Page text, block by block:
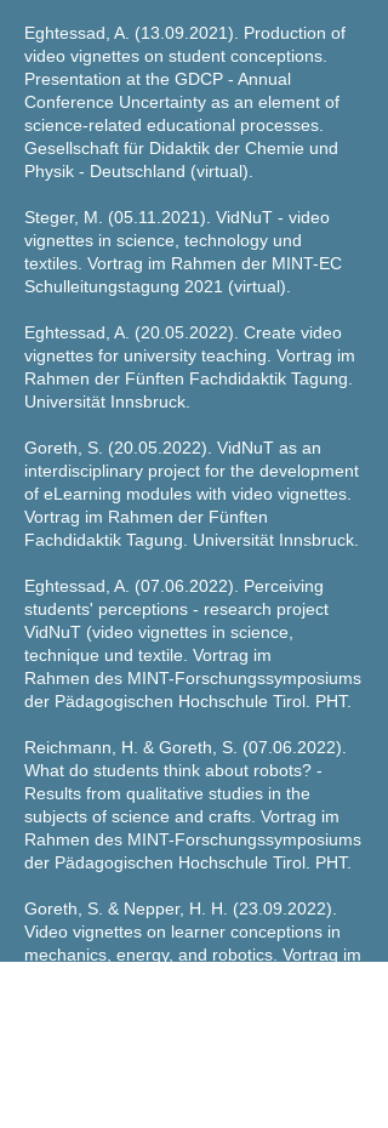
Eghtessad, A. (13.09.2021) . Production of
video vignettes on student conceptions.
Presentation at the GDCP - Annual
Conference Uncertainty as an element of
science-related educational processes.
Gesellschaft für Didaktik der Chemie und
Physik - Deutschland (virtual).
Steger, M. (05.11.2021) . VidNuT - video
vignettes in science, technology und
textiles. Vortrag im Rahmen der MINT-EC
Schulleitungstagung 2021 (virtual).
Eghtessad, A. (20.05. 2022). Create video
vignettes for university teaching. Vortrag im
Rahmen der Fünften Fachdidaktik Tagung.
Universität Innsbruck.
Goreth, S. (20.05.2022) . VidNuT as an
interdisciplinary project for the development
of eLearning modules with video vignettes.
Vortrag im Rahmen der Fünften
Fachdidaktik Tagung. Universität Innsbruck.
Eghtessad, A. (07.06.2022) . Perceiving
students' perceptions - research project
VidNuT (video vignettes in science,
technique und textile. Vortrag im
Rahmen des MINT-Forschungssymposiums
der Pädagogischen Hochschule Tirol. PHT.
Reichmann, H. & Goreth, S. (07.06.2022)
What do students think about robots? -
Results from qualitative studies in the
subjects of science and crafts. Vortrag im
Rahmen des MINT-Forschungssymposiums
der Pädagogischen Hochschule Tirol. PHT.
Goreth, S. & Nepper, H. H. (23.09.2022)
Video vignettes on learner conceptions in
mechanics, energy, and robotics. Vortrag im